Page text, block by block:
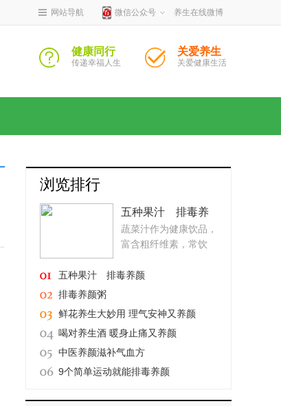
网站导航 微信公众号 养生在线微博
关爱养生
关爱健康生活
健康同行
传递幸福人生
浏览排行
五种果汁 排毒养
颜
蔬菜汁作为健康饮品，
富含粗纤维素，常饮
五种果汁 排毒养颜
排毒养颜粥
鲜花养生大妙用 理气安神又养颜
喝对养生酒 暖身止痛又养颜
中医养颜滋补气血方
9个简单运动就能排毒养颜